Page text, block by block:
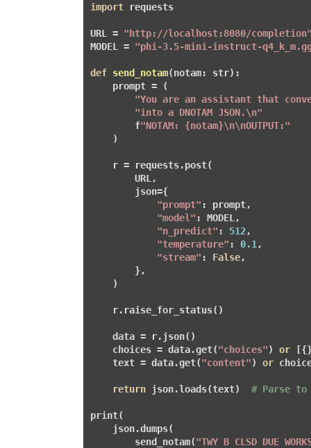
import requests
URL = "http://localhost:8080/
MODEL = "phi-3.5-mini-instruct-
def send_notam(notam: str) :
    prompt = (
"You are an assistant that
"into a DNOTAM JSON.\n"
        f
"NOTAM: {notam}\n\nOUTPUT:"
    )
    r = requests.post(
        URL,
        json={
"prompt" : prompt,
"model" : MODEL,
"n_predict" : 512 ,
"temperature" : 0.1 ,
"stream" : False,
        },
    )
    r.raise_for_status()
    data = r.json()
    choices = data.get(
"choices") or
    text = data.get(
"content") or
return json.loads(text) # Parse
print(
    json.dumps(
        send_notam(
"TWY B CLSD DUE